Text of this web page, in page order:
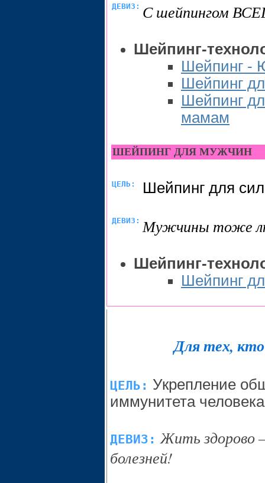
ДЕВИЗ: С шейпингом
Шейпинг-
Шейпинг -
Шейпинг
Шейпинг
мамам
ШЕЙПИНГ ДЛЯ МУЖЧИН
ЦЕЛЬ: Шейпинг для
ДЕВИЗ: Мужчины тоже
Шейпинг-
Шейпинг
Для тех,
ЦЕЛЬ: Укрепление
иммунитета
ДЕВИЗ: Жить здорово
болезней!